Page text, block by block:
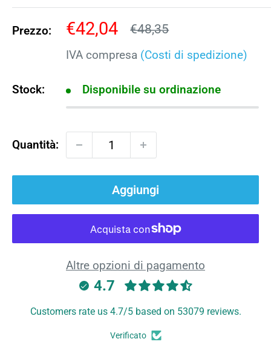
Prezzo:
Prezzo
scontato
€42,04 Prezzo
€48,35
IVA compresa (Costi di spedizione)
Stock: Disponibile su ordinazione
Quantità:
Aggiungi
Altre opzioni di pagamento
4.7
Customers rate us 4.7/5 based on 53079 reviews.
Verificato